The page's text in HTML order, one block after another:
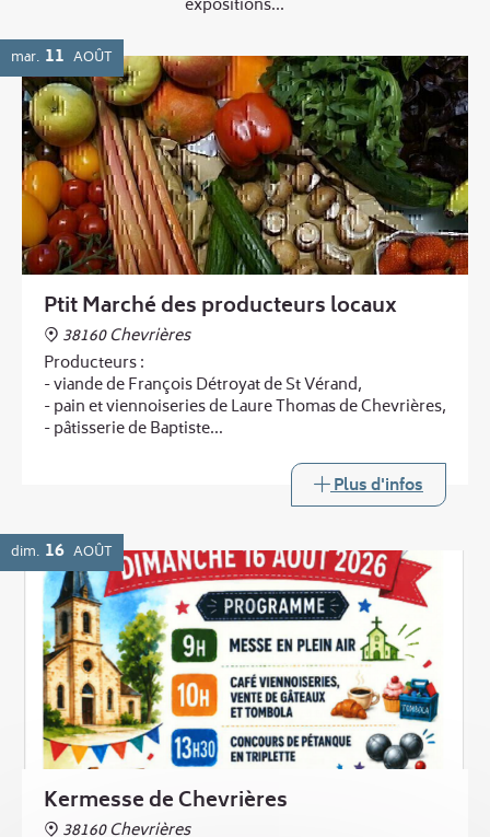
expositions...
mar. 11 AOÛT
Ptit Marché des producteurs locaux
38160 Chevrières
Producteurs :
- viande de François Détroyat de St Vérand,
- pain et viennoiseries de Laure Thomas de Chevrières,
- pâtisserie de Baptiste
- légumes de Laurent Boucheny de Murinais
Buvette
Plus d'infos
dim. 16 AOÛT
Kermesse de Chevrières
38160 Chevrières